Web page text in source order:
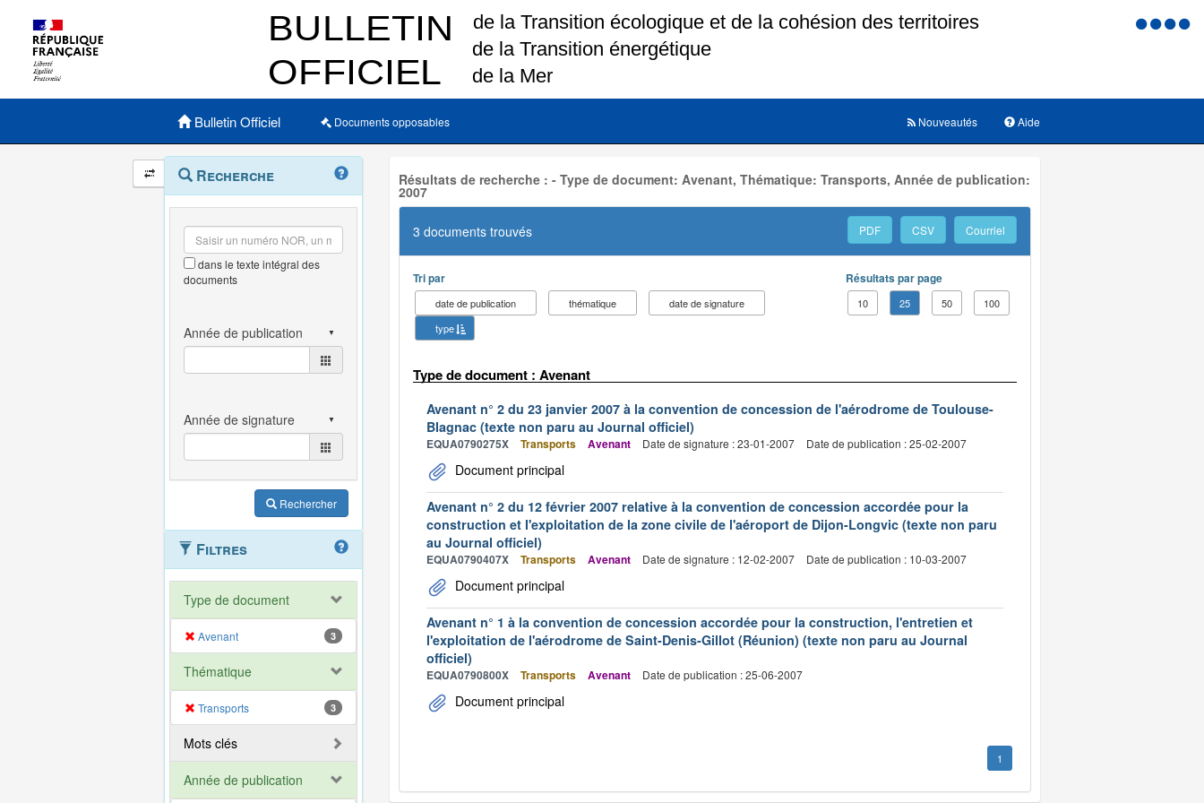
Menu
Menu principal
Bulletin Officiel Documents opposables Aide
Nouveautés
Navigation
et
outils
annexes
Menu
contextuel
Recherche
dans le texte intégral des
documents
Rechercher
Filtres
Type de document
Avenant 3
Thématique
Transports 3
Mots clés
Année de publication
Résultats de recherche : - Type de document: Avenant, Thématique: Transports, Année de publication:
2007
3 documents trouvés PDF CSV Courriel
Tri par
date de publication thématique
date de signature
type
Résultats par page
10 25 50 100
Type de document : Avenant
Avenant n° 2 du 23 janvier 2007 à la convention de concession de l'aérodrome de Toulouse-
Blagnac (texte non paru au Journal officiel)
EQUA0790275X Transports Avenant Date de signature : 23-01-2007 Date de publication : 25-02-2007
Document principal
Avenant n° 2 du 12 février 2007 relative à la convention de concession accordée pour la
construction et l'exploitation de la zone civile de l'aéroport de Dijon-Longvic (texte non paru
au Journal officiel)
EQUA0790407X Transports Avenant Date de signature : 12-02-2007 Date de publication : 10-03-2007
Document principal
Avenant n° 1 à la convention de concession accordée pour la construction, l'entretien et
l'exploitation de l'aérodrome de Saint-Denis-Gillot (Réunion) (texte non paru au Journal
officiel)
EQUA0790800X Transports Avenant Date de publication : 25-06-2007
Document principal
1